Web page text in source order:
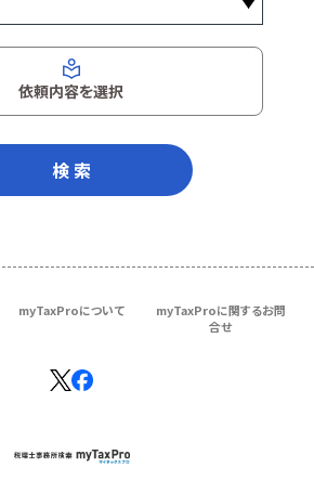
依頼内容を選択
検 索
myTaxProについて
myTaxProに関するお問
合せ